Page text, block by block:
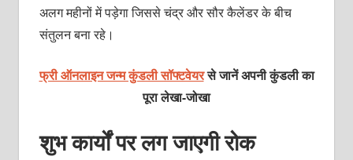
अलग महीनों में पड़ेगा जिससे चंद्र और सौर कैलेंडर के बीच
संतुलन बना रहे।
फ्री ऑनलाइन जन्म कुंडली सॉफ्टवेयरसे जानें अपनी कुंडली का
पूरा लेखा-जोखा
शुभ कार्यों पर लग जाएगी रोक